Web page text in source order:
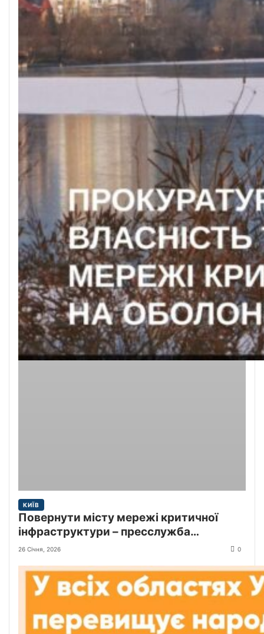
КИЇВ
Повернути місту мережі критичної
інфраструктури – пресслужба
Київської міської прокуратури
26 Січня, 2026 0